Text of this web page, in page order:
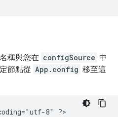
稱與您在 configSource 中
節點從 App.config 移至這
8"
?>